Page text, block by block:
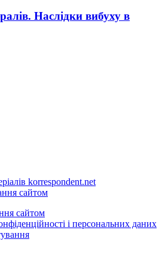
Наслідки вибуху в
korrespondent.net
сайтом
сайтом
і персональних даних